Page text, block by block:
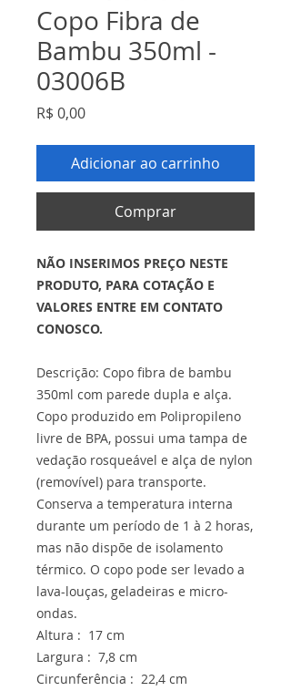
Copo Fibra de
Bambu 350ml -
03006B
R$ 0,00Preço
Adicionar ao carrinho
Comprar
NÃO INSERIMOS PREÇO NESTE
PRODUTO, PARA COTAÇÃO E
VALORES ENTRE EM CONTATO
CONOSCO.
Descrição: Copo fibra de bambu
350ml com parede dupla e alça.
Copo produzido em Polipropileno
livre de BPA, possui uma tampa de
vedação rosqueável e alça de nylon
(removível) para transporte.
Conserva a temperatura interna
durante um período de 1 à 2 horas,
mas não dispõe de isolamento
térmico. O copo pode ser levado a
lava-louças, geladeiras e micro-
ondas.
Altura : 17 cm
Largura : 7,8 cm
Circunferência : 22,4 cm